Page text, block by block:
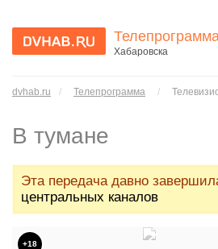
Хабаровска
Хабаровска
dvhab.ru / Телепрограмма /
В тумане
Эта передача давно
центральных каналов
+18